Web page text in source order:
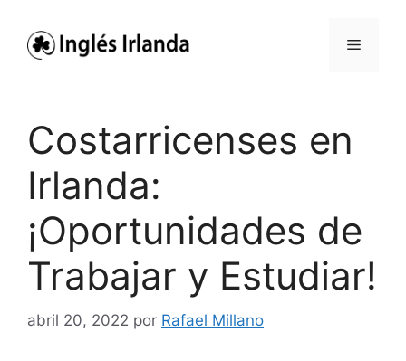
contenido
Menú
Costarricenses en
Irlanda:
¡Oportunidades de
Trabajar y Estudiar!
abril 20, 2022 por Rafael Millano